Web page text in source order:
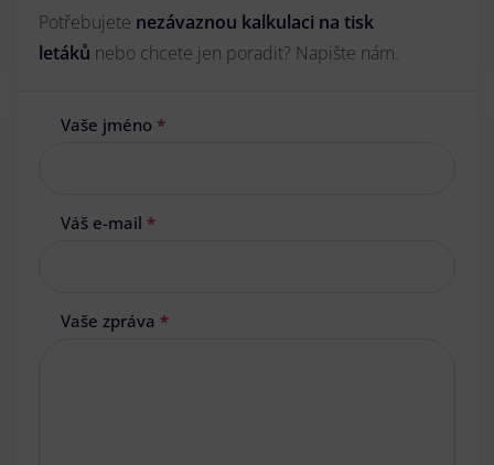
Potřebujete nezávaznou kalkulaci na tisk
letáků nebo chcete jen poradit? Napište nám.
Vaše jméno *
Váš e-mail *
Vaše zpráva *